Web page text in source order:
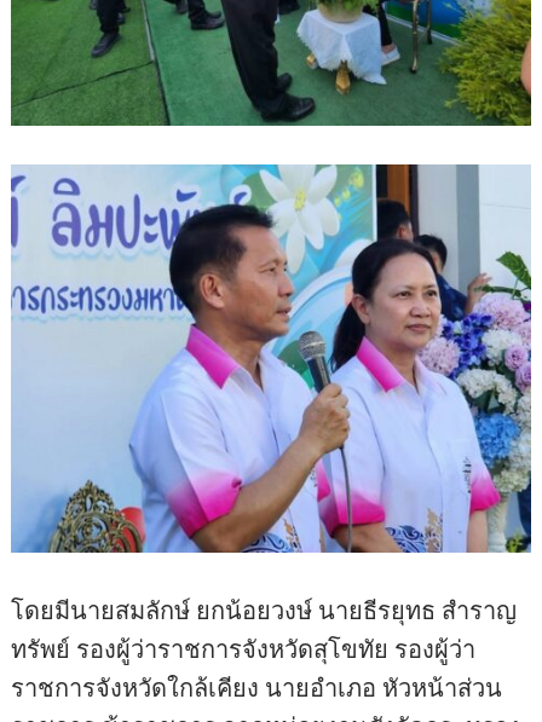
โดยมีนายสมลักษ์ ยกน้อยวงษ์ นายธีรยุทธ สำราญ
ทรัพย์ รองผู้ว่าราชการจังหวัดสุโขทัย รองผู้ว่า
ราชการจังหวัดใกล้เคียง นายอำเภอ หัวหน้าส่วน